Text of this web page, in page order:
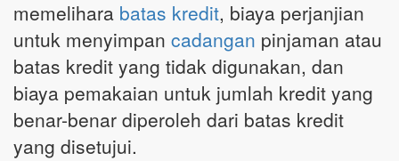
memelihara batas kredit, biaya perjanjian
untuk menyimpan cadangan pinjaman atau
batas kredit yang tidak digunakan, dan
biaya pemakaian untuk jumlah kredit yang
benar-benar diperoleh dari batas kredit
yang disetujui.